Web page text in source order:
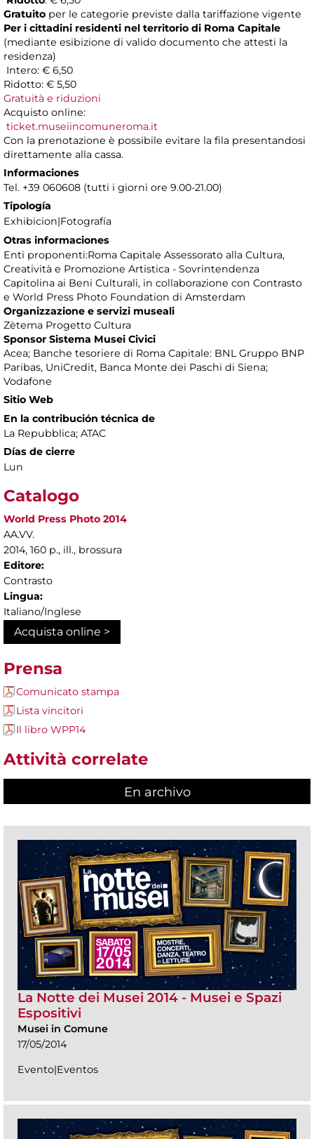
Gratuito per le categorie previste dalla tariffazione vigente
Per i cittadini residenti nel territorio di Roma Capitale
(mediante esibizione di valido documento che attesti la
residenza)
Intero: € 6,50
Ridotto: € 5,50
Gratuità e riduzioni
Acquisto online:
ticket.museiincomuneroma.it
Con la prenotazione è possibile evitare la fila presentandosi
direttamente alla cassa.
Informaciones
Tel. +39 060608 (tutti i giorni ore 9.00-21.00)
Tipología
Exhibicion|Fotografía
Otras informaciones
Enti proponenti:Roma Capitale Assessorato alla Cultura,
Creatività e Promozione Artistica - Sovrintendenza
Capitolina ai Beni Culturali, in collaborazione con Contrasto
e World Press Photo Foundation di Amsterdam
Organizzazione e servizi museali
Zètema Progetto Cultura
Sponsor Sistema Musei Civici
Acea; Banche tesoriere di Roma Capitale: BNL Gruppo BNP
Paribas, UniCredit, Banca Monte dei Paschi di Siena;
Vodafone
Sitio Web
En la contribución técnica de
La Repubblica; ATAC
Días de cierre
Lun
Catalogo
World Press Photo 2014
AA.VV.
2014, 160 p., ill., brossura
Editore:
Contrasto
Lingua:
Italiano/Inglese
Acquista online >
Prensa
Comunicato stampa
Lista vincitori
Il libro WPP14
Attività correlate
En archivo
La Notte dei Musei 2014 - Musei e Spazi
Espositivi
Musei in Comune
17/05/2014
Evento|Eventos